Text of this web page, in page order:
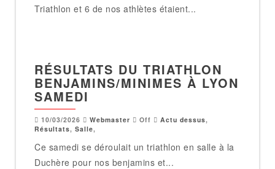
Triathlon et 6 de nos athlètes étaient...
RÉSULTATS DU TRIATHLON
BENJAMINS/MINIMES À LYON
SAMEDI
10/03/2026 Webmaster Off Actu dessus,
Résultats, Salle,
Ce samedi se déroulait un triathlon en salle à la
Duchère pour nos benjamins et...